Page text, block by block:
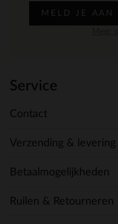
MELD JE AAN
Service
Contact
Verzending & levering
Betaalmogelijkheden
Ruilen & Retourneren